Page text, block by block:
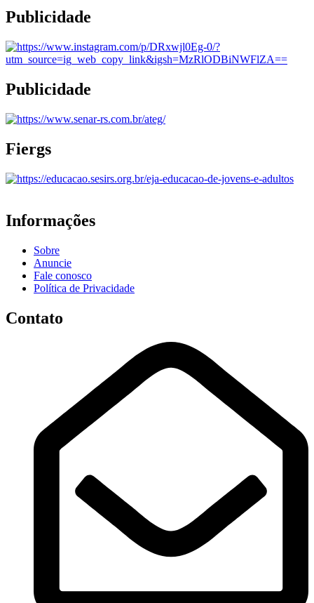
Publicidade
Publicidade
Fiergs
Informações
Sobre
Anuncie
Fale conosco
Política de Privacidade
Contato